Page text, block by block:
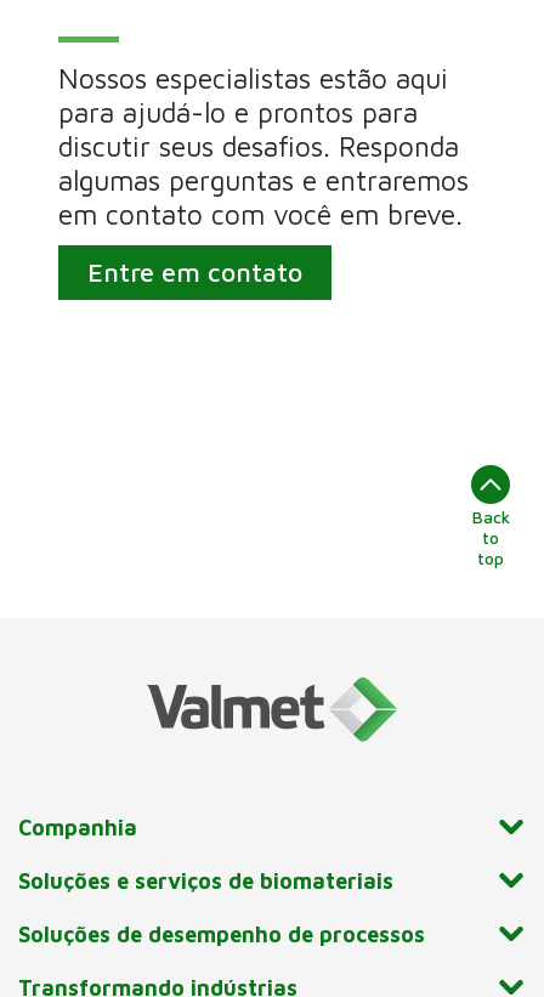
Nossos especialistas estão aqui
para ajudá-lo e prontos para
discutir seus desafios. Responda
algumas perguntas e entraremos
em contato com você em breve.
Entre em contato
Back
to
top
Companhia
Soluções e serviços de biomateriais
Soluções de desempenho de processos
Transformando indústrias